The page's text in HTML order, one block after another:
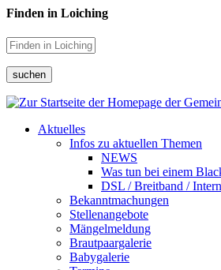
Finden in Loiching
suchen
Aktuelles
Infos zu aktuellen Themen
NEWS
Was tun bei einem
DSL / Breitband /
Bekanntmachungen
Stellenangebote
Mängelmeldung
Brautpaargalerie
Babygalerie